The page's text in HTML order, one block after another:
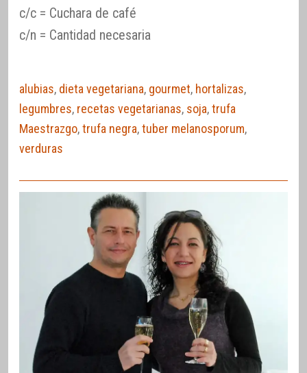
c/c = Cuchara de café
c/n = Cantidad necesaria
alubias, dieta vegetariana, gourmet, hortalizas,
legumbres, recetas vegetarianas, soja,trufa
Maestrazgo,trufa negra,tuber melanosporum,
verduras